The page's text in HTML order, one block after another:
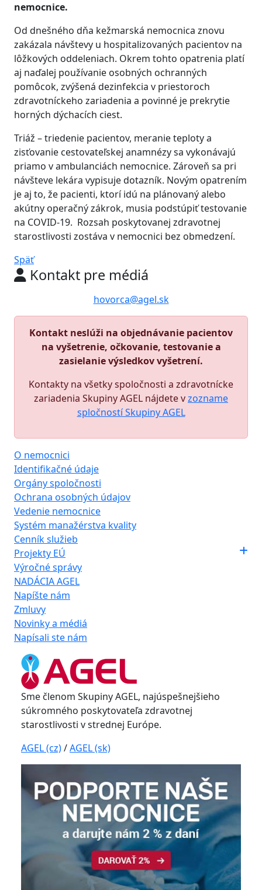
nemocnice.
Od dnešného dňa kežmarská nemocnica znovu
zakázala návštevy u hospitalizovaných pacientov na
lôžkových oddeleniach. Okrem tohto opatrenia platí
aj naďalej používanie osobných ochranných
pomôcok, zvýšená dezinfekcia v priestoroch
zdravotníckeho zariadenia a povinné je prekrytie
horných dýchacích ciest.
Triáž – triedenie pacientov, meranie teploty a
zisťovanie cestovateľskej anamnézy sa vykonávajú
priamo v ambulanciách nemocnice. Zároveň sa pri
návšteve lekára vypisuje dotazník. Novým opatrením
je aj to, že pacienti, ktorí idú na plánovaný alebo
akútny operačný zákrok, musia podstúpiť testovanie
na COVID-19. Rozsah poskytovanej zdravotnej
starostlivosti zostáva v nemocnici bez obmedzení.
Späť
Kontakt pre médiá
hovorca@agel.sk
Kontakt neslúži na objednávanie pacientov
na vyšetrenie, očkovanie, testovanie a
zasielanie výsledkov vyšetrení.
Kontakty na všetky spoločnosti a zdravotnícke
zariadenia Skupiny AGEL nájdete vzozname
spločností Skupiny AGEL
O nemocnici
Identifikačné údaje
Orgány spoločnosti
Ochrana osobných údajov
Vedenie nemocnice
Systém manažérstva kvality
Cenník služieb
Projekty EÚ
Výročné správy
NADÁCIA AGEL
Napíšte nám
Zmluvy
Novinky a médiá
Napísali ste nám
Sme členom Skupiny AGEL, najúspešnejšieho
súkromného poskytovateľa zdravotnej
starostlivosti v strednej Európe.
AGEL (cz)/AGEL (sk)